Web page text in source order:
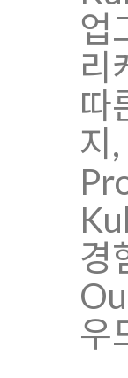
업
리
따
지
경
우